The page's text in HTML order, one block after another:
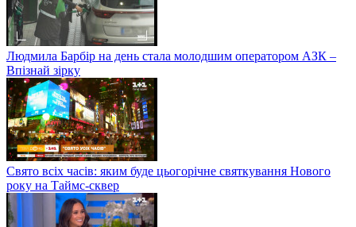
Людмила Барбір на день стала молодшим оператором АЗК –
Впізнай зірку
Свято всіх часів: яким буде цьогорічне святкування Нового
року на Таймс-сквер